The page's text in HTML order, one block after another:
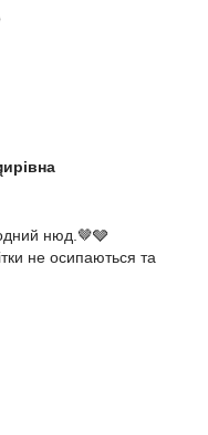
нюд.🤎🩶
не осипаються та